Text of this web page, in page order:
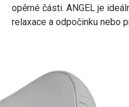
opěrné části. ANGEL je
relaxace a odpočinku nebo